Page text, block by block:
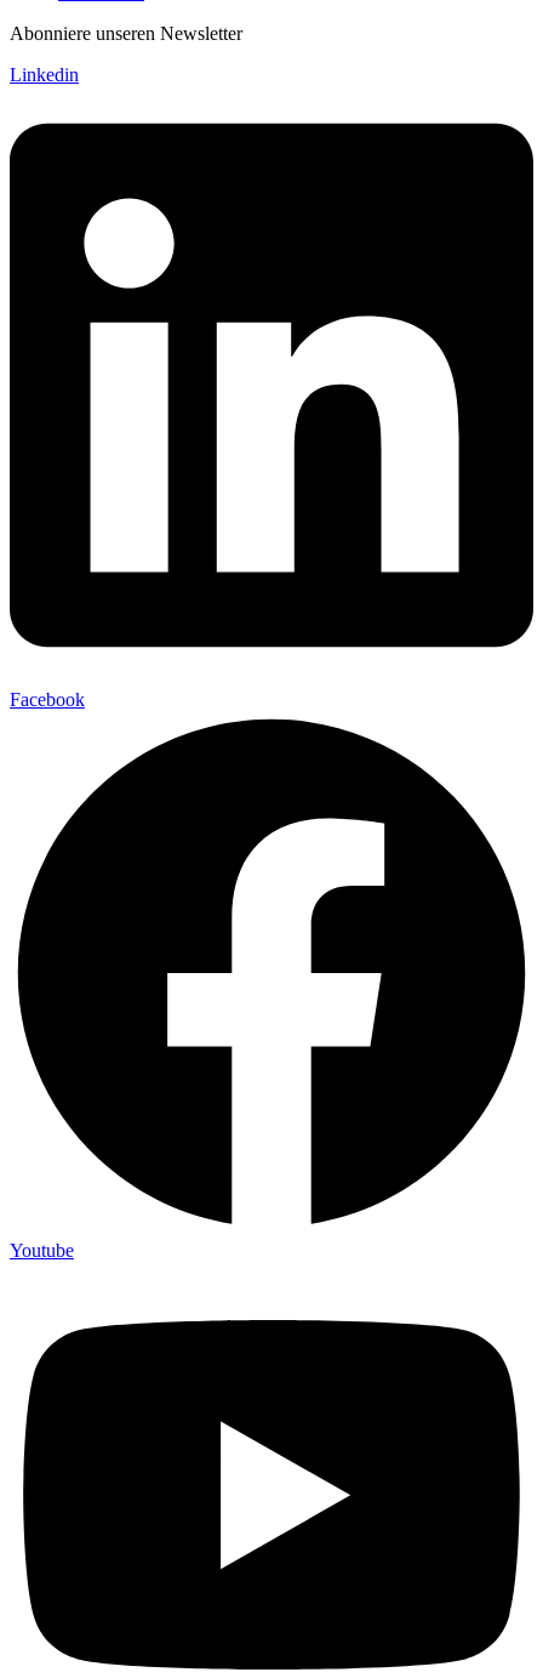
Abonniere unseren Newsletter
Linkedin
Facebook
Youtube